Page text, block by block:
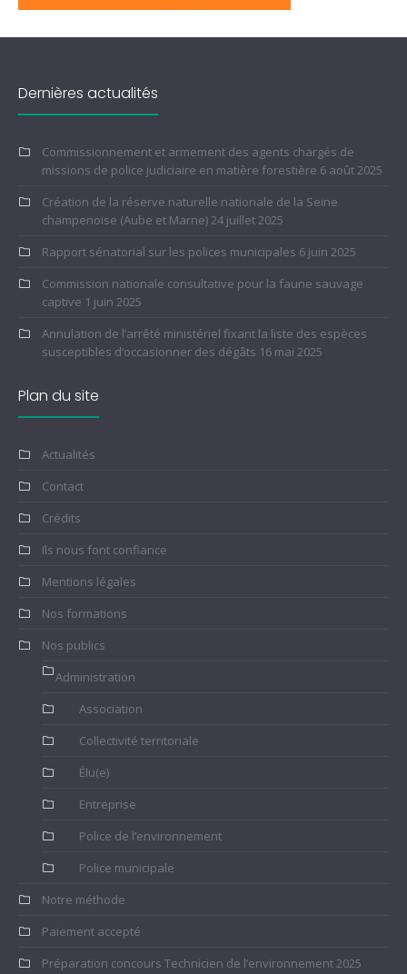
Dernières actualités
Commissionnement et armement des agents chargés de
missions de police judiciaire en matière forestière 6 août 2025
Création de la réserve naturelle nationale de la Seine
champenoise (Aube et Marne)24 juillet 2025
Rapport sénatorial sur les polices municipales 6 juin 2025
Commission nationale consultative pour la faune sauvage
captive 1 juin 2025
Annulation de l’arrêté ministériel fixant la liste des espèces
susceptibles d’occasionner des dégâts 16 mai 2025
Plan du site
Actualités
Contact
Crédits
Ils nous font confiance
Mentions légales
Nos formations
Nos publics
Administration
Association
Collectivité territoriale
Élu(e)
Entreprise
Police de l’environnement
Police municipale
Notre méthode
Paiement accepté
Préparation concours Technicien de l’environnement 2025